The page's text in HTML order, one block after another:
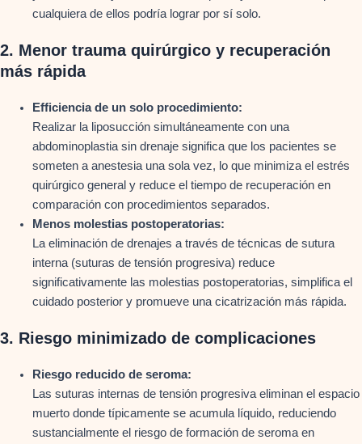
cualquiera de ellos podría lograr por sí solo.
2. Menor trauma quirúrgico y recuperación
más rápida
Efficiencia de un solo procedimiento:
Realizar la liposucción simultáneamente con una
abdominoplastia sin drenaje significa que los pacientes se
someten a anestesia una sola vez, lo que minimiza el estrés
quirúrgico general y reduce el tiempo de recuperación en
comparación con procedimientos separados.
Menos molestias postoperatorias:
La eliminación de drenajes a través de técnicas de sutura
interna (suturas de tensión progresiva) reduce
significativamente las molestias postoperatorias, simplifica el
cuidado posterior y promueve una cicatrización más rápida.
3. Riesgo minimizado de complicaciones
Riesgo reducido de seroma:
Las suturas internas de tensión progresiva eliminan el espacio
muerto donde típicamente se acumula líquido, reduciendo
sustancialmente el riesgo de formación de seroma en